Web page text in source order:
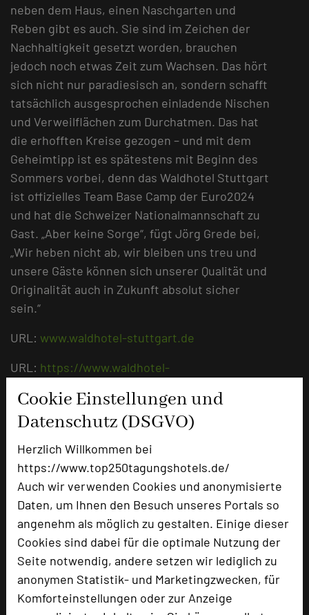
Cookie Einstellungen und
Datenschutz (DSGVO)
Herzlich Willkommen bei
https://www.top250tagungshotels.de/
Auch wir verwenden Cookies und anonymisierte
Daten, um Ihnen den Besuch unseres Portals so
angenehm als möglich zu gestalten. Einige dieser
Cookies sind dabei für die optimale Nutzung der
Seite notwendig, andere setzen wir lediglich zu
anonymen Statistik- und Marketingzwecken, für
Komforteinstellungen oder zur Anzeige
neben dem Haus, einen Naschgarten und
Reben gibt es auch. Sie sind im Zeichen der
Nachhaltigkeit gesetzt worden, brauchen
jedoch noch etwas Zeit zum Wachsen. Das hört
sich nicht nur paradiesisch an, sondern schafft
tatsächlich ausgesprochen einladende Nischen
und Verweilflächen zum Durchatmen. Das hat
die erhofften Kreise gezogen – und mit dem
Geheimtipp ist es spätestens mit Beginn des
Sommers vorbei, denn das Waldhotel Stuttgart
ist offizielles Team Base Camp der Euro2024
und hat die Schweizer Nationalmannschaft zu
Gast. „Aber keine Sorge“, fügt Jörg Grede bei,
„Wir heben nicht ab, wir bleiben uns treu und
unsere Gäste können sich unserer Qualität und
Originalität auch in Zukunft absolut sicher
sein.“
URL: www.waldhotel-stuttgart.de
URL: https://www.waldhotel-
Waldhotel Stuttgart
Guts-Muths-Weg 18